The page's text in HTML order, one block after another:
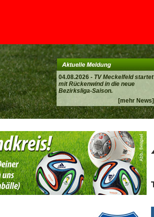
04.08.2026 - TV Meckelfeld startet
mit Rückenwind in die neue
Bezirksliga-Saison.
[mehr News]